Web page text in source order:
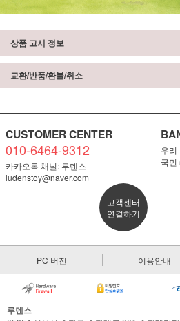
상품 고시 정보
교환/반품/환불/취소
CUSTOMER CENTER
010-6464-9312
카카오톡 채널: 루덴스
ludenstoy@naver.com
고객센터
연결하기
우
국
PC 버전 이용안내
루덴스